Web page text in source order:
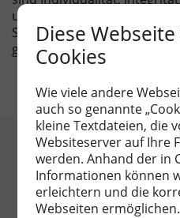
und Gesamtverständnis
Stärken und überlegtes
größtmöglichen Erfolg für Sie.
LASSEN SIE SICH BERATEN
Diese
Cookies
Wie viele andere
auch so genannte
kleine Textdateien, die
Websiteserver auf Ihre
werden. Anhand der in
Informationen können
erleichtern und die
Webseiten ermöglichen.